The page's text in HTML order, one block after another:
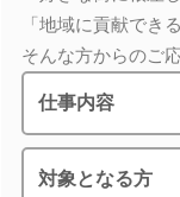
「地域に貢献でき
そんな方からのご
仕事内容
対象となる方